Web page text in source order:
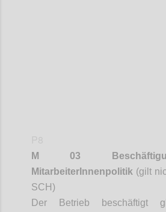
M 03
MitarbeiterInnenpolitik (gilt
SCH)
Der Betrieb beschäftigt